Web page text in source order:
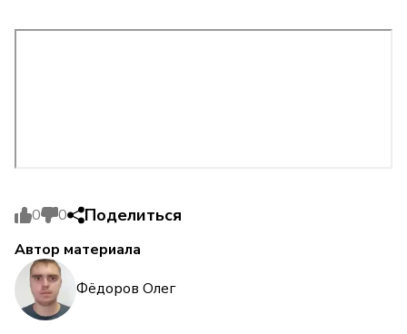
0 0 Поделиться
Автор материала
Фёдоров Олег